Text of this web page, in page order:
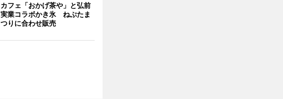
カフェ「おかげ茶や」と弘前
実業コラボかき氷 ねぷたま
つりに合わせ販売